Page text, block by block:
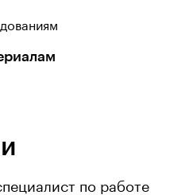
по работе